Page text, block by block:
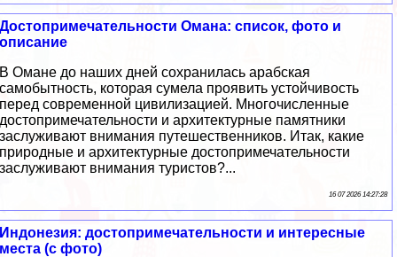
Достопримечательности Омана: список, фото и
описание
В Омане до наших дней сохранилась арабская
самобытность, которая сумела проявить устойчивость
перед современной цивилизацией. Многочисленные
достопримечательности и архитектурные памятники
заслуживают внимания путешественников. Итак, какие
природные и архитектурные достопримечательности
заслуживают внимания туристов?...
16 07 2026 14:27:28
Индонезия: достопримечательности и интересные
места (с фото)